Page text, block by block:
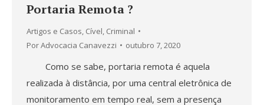
Portaria Remota ?
Artigos e Casos Cível Criminal
PorAdvocacia Canavezzi outubro 7, 2020
Como se sabe, portaria remota é aquela
realizada à distância, por uma central eletrônica de
monitoramento em tempo real, sem a presença